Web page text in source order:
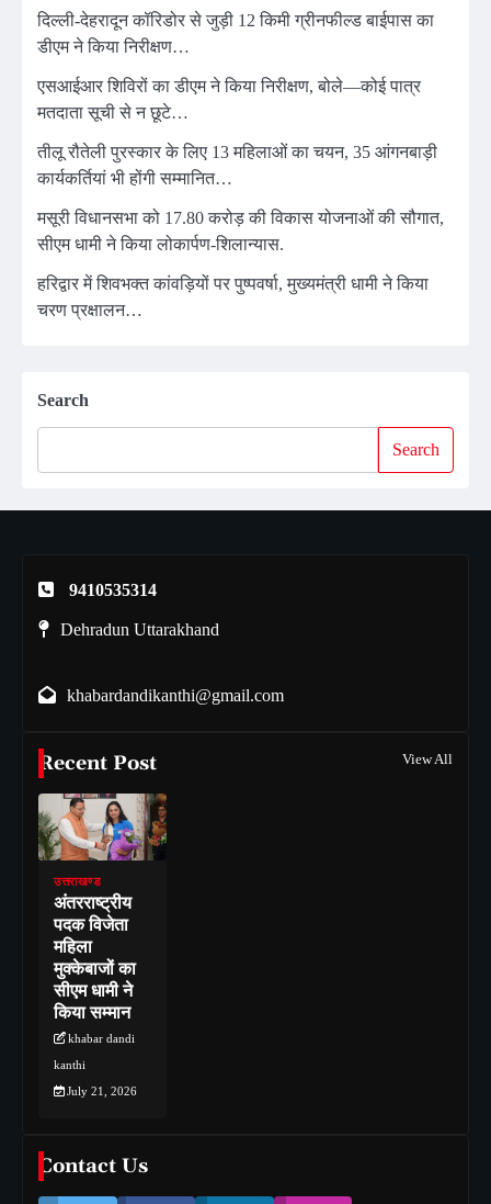
दिल्ली-देहरादून कॉरिडोर से जुड़ी 12 किमी ग्रीनफील्ड बाईपास का
डीएम ने किया निरीक्षण…
एसआईआर शिविरों का डीएम ने किया निरीक्षण, बोले—कोई पात्र
मतदाता सूची से न छूटे…
तीलू रौतेली पुरस्कार के लिए 13 महिलाओं का चयन, 35 आंगनबाड़ी
कार्यकर्तियां भी होंगी सम्मानित…
मसूरी विधानसभा को 17.80 करोड़ की विकास योजनाओं की सौगात,
सीएम धामी ने किया लोकार्पण-शिलान्यास.
हरिद्वार में शिवभक्त कांवड़ियों पर पुष्पवर्षा, मुख्यमंत्री धामी ने किया
चरण प्रक्षालन…
Search
Search
9410535314
Dehradun Uttarakhand
khabardandikanthi@gmail.com
Recent Post View All
उत्तराखण्ड
अंतरराष्ट्रीय
पदक विजेता
महिला
मुक्केबाजों का
सीएम धामी ने
किया सम्मान
khabar dandi
kanthi
July 21, 2026
Contact Us